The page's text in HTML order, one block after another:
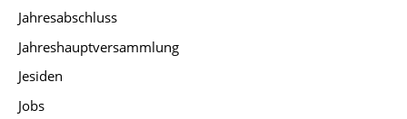
Jahresabschluss
Jahreshauptversammlung
Jesiden
Jobs